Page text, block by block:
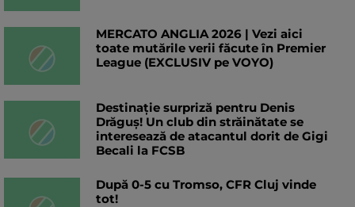
MERCATO ANGLIA 2026 | Vezi aici
toate mutările verii făcute în Premier
League (EXCLUSIV pe VOYO)
Destinație surpriză pentru Denis
Drăguș! Un club din străinătate se
interesează de atacantul dorit de Gigi
Becali la FCSB
După 0-5 cu Tromso, CFR Cluj vinde
tot!